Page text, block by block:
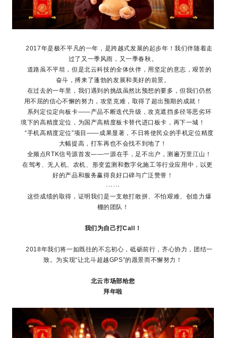
2017年是极不平凡的一年，是跨越式发展的起步年！我们伴随着走
过了又一季风雨，又一季春秋。
道路虽不平坦，但是北云科技的全体伙伴，用坚定的意志，艰苦的
奋斗，搏来了蓬勃的发展和美好的前景。
在过去的一年里，我们遇到的挑战虽然比预想的要多，但我们仍然
用不屈的信心不懈的努力，攻坚克难，取得了超出预期的成就！
系列定位定向板卡——产品不断迭代升级，攻克遮挡多径等恶劣环
境下的高精度定位，为国产高精度板卡替代进口板卡，再下一城！
“手机高精度定位”项目——成果显著，不日将使民众的手机定位精度
大幅提高，打车再也不会找不到地了！
全频点RTK信号源首发——一源在手，足不出户，测遍万里江山！
在驾考、无人机、农机、形变监测和数字化施工等行业应用中，以更
好的产品和服务赢得良好口碑与广泛赞誉！
······
这些成绩的取得，证明我们是一支敢打敢拼、不怕艰难、创造力爆
棚的团队！
我们为自己打Call！
2018年我们将一如既往的不忘初心，砥砺前行，齐心协力，团结一
致。为实现“让北斗超越GPS”的愿景而不懈努力！
北云市场部给您
拜年啦